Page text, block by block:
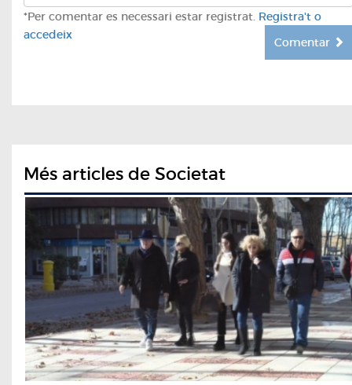
*Per comentar es necessari estar registrat. Registra't o
accedeix
Comentar
Més articles de Societat